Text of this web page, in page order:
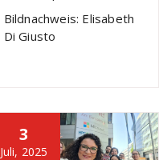
Bildnachweis: Elisabeth
Di Giusto
3
Juli, 2025